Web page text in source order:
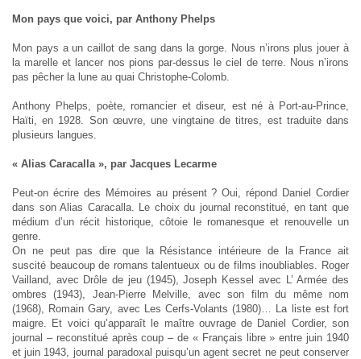
Mon pays que voici, par Anthony Phelps
Mon pays a un caillot de sang dans la gorge. Nous n’irons plus jouer à
la marelle et lancer nos pions par-dessus le ciel de terre. Nous n’irons
pas pêcher la lune au quai Christophe-Colomb.
Anthony Phelps, poète, romancier et diseur, est né à Port-au-Prince,
Haïti, en 1928. Son œuvre, une vingtaine de titres, est traduite dans
plusieurs langues.
« Alias Caracalla », par Jacques Lecarme
Peut-on écrire des Mémoires au présent ? Oui, répond Daniel Cordier
dans son Alias Caracalla. Le choix du journal reconstitué, en tant que
médium d’un récit historique, côtoie le romanesque et renouvelle un
genre.
On ne peut pas dire que la Résistance intérieure de la France ait
suscité beaucoup de romans talentueux ou de films inoubliables. Roger
Vailland, avec Drôle de jeu (1945), Joseph Kessel avec L’ Armée des
ombres (1943), Jean-Pierre Melville, avec son film du même nom
(1968), Romain Gary, avec Les Cerfs-Volants (1980)… La liste est fort
maigre. Et voici qu’apparaît le maître ouvrage de Daniel Cordier, son
journal – reconstitué après coup – de « Français libre » entre juin 1940
et juin 1943, journal paradoxal puisqu’un agent secret ne peut conserver